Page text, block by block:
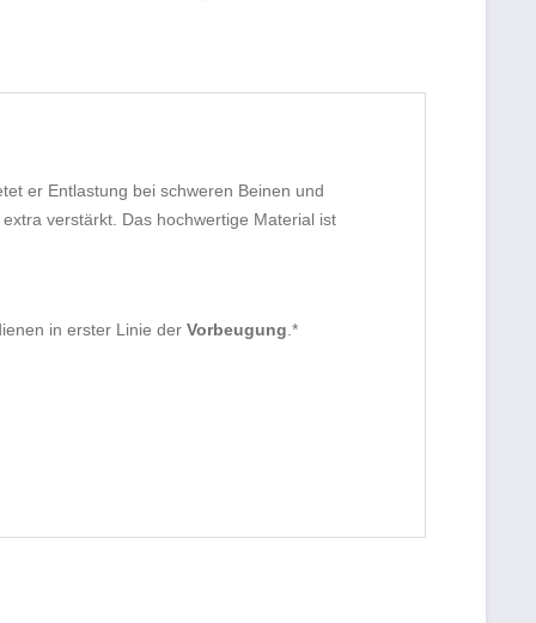
er Entlastung bei schweren Beinen und
verstärkt. Das hochwertige Material ist
in erster Linie der Vorbeugung .*